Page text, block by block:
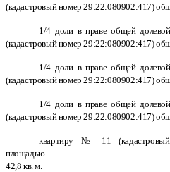
(кадастровый номер 29:22:080902:417)
1/4 доли в праве общей
(кадастровый номер 29:22:080902:417)
1/4 доли в праве общей
(кадастровый номер 29:22:080902:417)
1/4 доли в праве общей
(кадастровый номер 29:22:080902:417)
квартиру № 11
площадью
42,8 кв. м.